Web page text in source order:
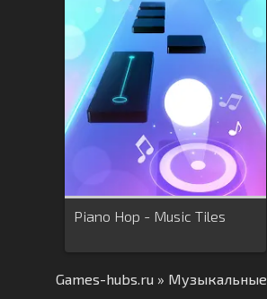
Piano Hop - Music Tiles
Games-hubs.ru » Музыкальные